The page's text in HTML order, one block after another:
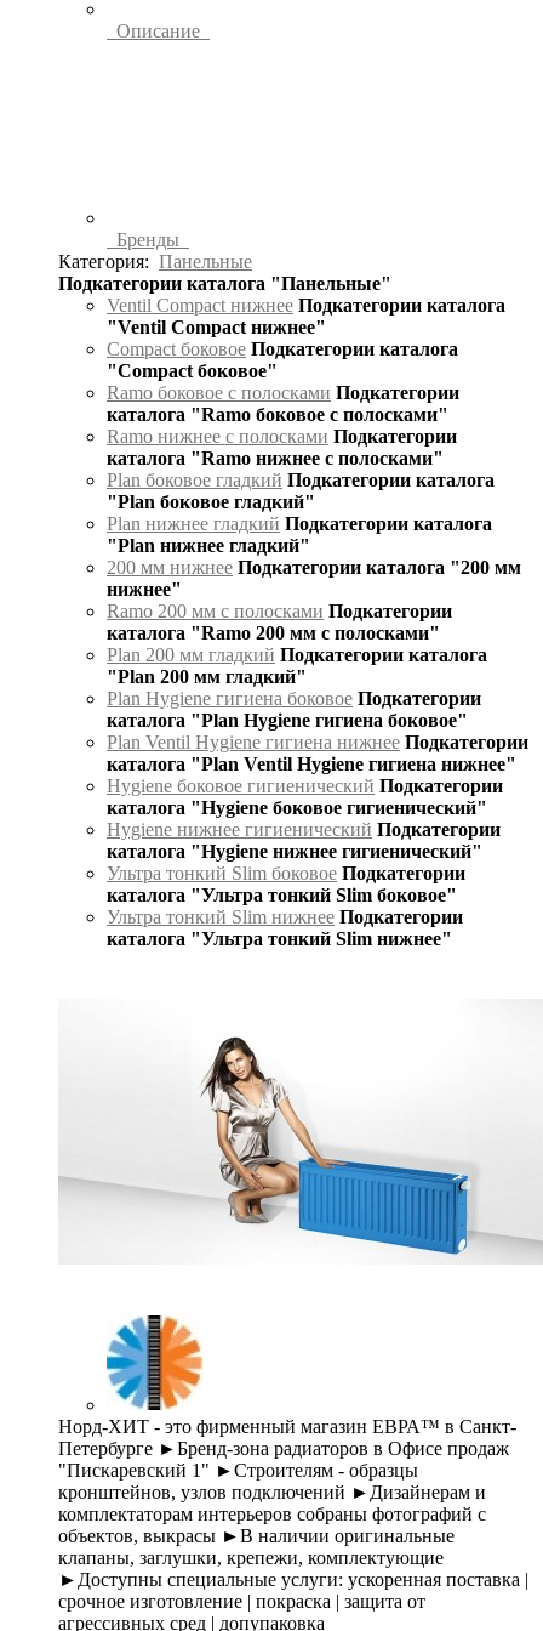
Описание
Бренды
Категория: Панельные
Подкатегории каталога "Панельные"
Ventil Compact нижнее Подкатегории каталога
"Ventil Compact нижнее"
Compact боковое Подкатегории каталога
"Compact боковое"
Ramo боковое с полосками Подкатегории
каталога "Ramo боковое с полосками"
Ramo нижнее с полосками Подкатегории
каталога "Ramo нижнее с полосками"
Plan боковое гладкий Подкатегории каталога
"Plan боковое гладкий"
Plan нижнее гладкий Подкатегории каталога
"Plan нижнее гладкий"
200 мм нижнее Подкатегории каталога "200 мм
нижнее"
Ramo 200 мм с полосками Подкатегории
каталога "Ramo 200 мм с полосками"
Plan 200 мм гладкий Подкатегории каталога
"Plan 200 мм гладкий"
Plan Hygiene гигиена боковое Подкатегории
каталога "Plan Hygiene гигиена боковое"
Plan Ventil Hygiene гигиена нижнее Подкатегории
каталога "Plan Ventil Hygiene гигиена нижнее"
Hygiene боковое гигиенический Подкатегории
каталога "Hygiene боковое гигиенический"
Hygiene нижнее гигиенический Подкатегории
каталога "Hygiene нижнее гигиенический"
Ультра тонкий Slim боковое Подкатегории
каталога "Ультра тонкий Slim боковое"
Ультра тонкий Slim нижнее Подкатегории
каталога "Ультра тонкий Slim нижнее"
Норд-ХИТ - это фирменный магазин ЕВРА™ в Санкт-
Петербурге ►Бренд-зона радиаторов в Офисе продаж
"Пискаревский 1" ►Строителям - образцы
кронштейнов, узлов подключений ►Дизайнерам и
комплектаторам интерьеров собраны фотографий с
объектов, выкрасы ►В наличии оригинальные
клапаны, заглушки, крепежи, комплектующие
►Доступны специальные услуги: ускоренная поставка |
срочное изготовление | покраска | защита от
агрессивных сред | допупаковка